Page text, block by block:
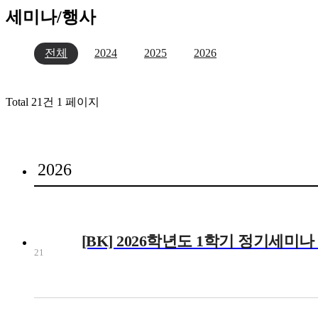
세미나/행사
전체 2024 2025 2026
Total 21건 1 페이지
2026
21
[BK] 2026학년도 1학기 정기세미